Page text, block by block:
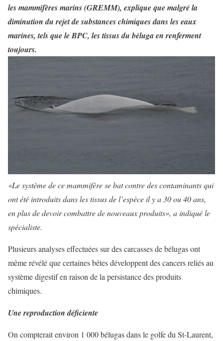
les mammifères marins (GREMM), explique que malgré la
diminution du rejet de substances chimiques dans les eaux
marines, tels que le BPC, les tissus du béluga en renferment
toujours.
«Le système de ce mammifère se bat contre des contaminants qui
ont été introduits dans les tissus de l’espèce il y a 30 ou 40 ans,
en plus de devoir combattre de nouveaux produits», a indiqué le
spécialiste.
Plusieurs analyses effectuées sur des carcasses de bélugas ont
même révélé que certaines bêtes développent des cancers reliés au
système digestif en raison de la persistance des produits
chimiques.
Une reproduction déficiente
On compterait environ 1 000 bélugas dans le golfe du St-Laurent,